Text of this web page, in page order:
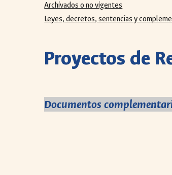
Archivados o no vigentes
Leyes, decretos, sentencias y
Proyectos de
Documentos